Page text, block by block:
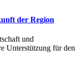
der Region
und
Unterstützung für den